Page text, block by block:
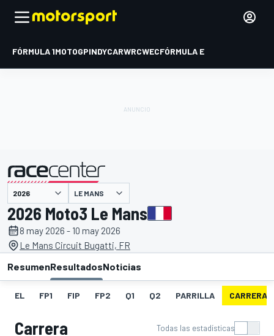
FÓRMULA 1MOTOGPINDYCARWRCWECFÓRMULA E
presentado por LE MANS
2026 Moto3 Le Mans
8 may 2026 - 10 may 2026
Le Mans Circuit Bugatti, FR
ResumenResultadosNoticias
EL FP1 FIP FP2 Q1 Q2 PARRILLA CARRERA
Carrera Todas las estadísticas